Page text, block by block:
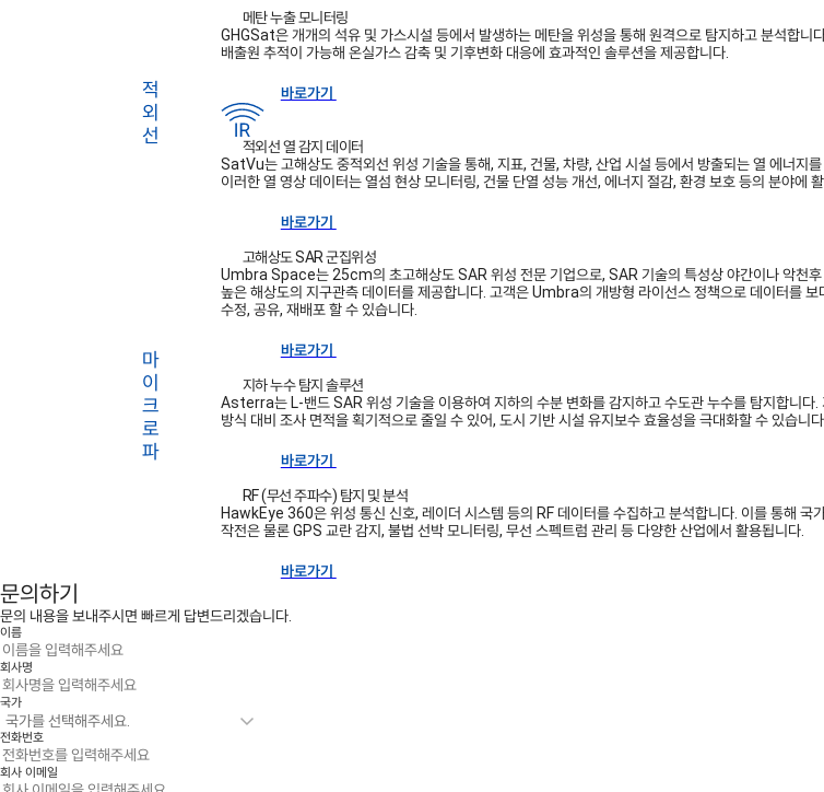
메탄 누출 모니터링
GHGSat은 개개의 석유 및 가스시설 등에서 발생하는 메탄을 위성을 통해 원격으로 탐지하고 분석합니
배출원 추적이 가능해 온실가스 감축 및 기후변화 대응에 효과적인 솔루션을 제공합니다.
바로가기
적외선 열 감지 데이터
SatVu는 고해상도 중적외선 위성 기술을 통해, 지표, 건물, 차량, 산업 시설 등에서 방출되는 열 에너지를
이러한 열 영상 데이터는 열섬 현상 모니터링, 건물 단열 성능 개선, 에너지 절감, 환경 보호 등의 분야에
바로가기
고해상도 SAR 군집위성
Umbra Space는 25cm의 초고해상도 SAR 위성 전문 기업으로, SAR 기술의 특성상 야간이나 악천후
높은 해상도의 지구관측 데이터를 제공합니다. 고객은 Umbra의 개방형 라이선스 정책으로 데이터를 보
수정, 공유, 재배포 할 수 있습니다.
바로가기
지하 누수 탐지 솔루션
Asterra는 L-밴드 SAR 위성 기술을 이용하여 지하의 수분 변화를 감지하고 수도관 누수를 탐지합니다.
방식 대비 조사 면적을 획기적으로 줄일 수 있어, 도시 기반 시설 유지보수 효율성을 극대화할 수 있습니다.
바로가기
RF (무선 주파수) 탐지 및 분석
HawkEye 360은 위성 통신 신호, 레이더 시스템 등의 RF 데이터를 수집하고 분석합니다. 이를 통해 국
작전은 물론 GPS 교란 감지, 불법 선박 모니터링, 무선 스펙트럼 관리 등 다양한 산업에서 활용됩니다.
바로가기
문의하기
문의 내용을 보내주시면 빠르게 답변드리겠습니다.
이름
회사명
국가
전화번호
회사 이메일